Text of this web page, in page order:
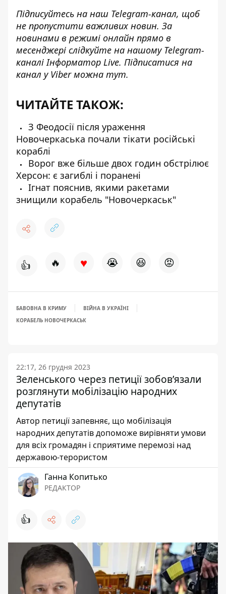
Підписуйтесь на наш Telegram-канал, щоб
не пропустити важливих новин. За
новинами в режимі онлайн прямо в
месенджері слідкуйте на нашому Telegram-
каналіІнформатор Live. Підписатися на
канал у Viber можна тут.
ЧИТАЙТЕ ТАКОЖ:
З Феодосії після ураження
Новочеркаська почали тікати російські
кораблі
Ворог вже більше двох годин обстрілює
Херсон: є загиблі і поранені
Ігнат пояснив, якими ракетами
знищили корабель "Новочеркаськ"
👍 🔥 ♥ 😭 😆 😡
БАВОВНА В КРИМУ
ВІЙНА В УКРАЇНІ
КОРАБЕЛЬ НОВОЧЕРКАСЬК
22:17, 26 грудня 2023
Зеленського через петиції зобовʼязали
розглянути мобілізацію народних
депутатів
Автор петиції запевняє, що мобілізація
народних депутатів допоможе вирівняти умови
для всіх громадян і сприятиме перемозі над
державою-терористом
Ганна Копитько
РЕДАКТОР
👍